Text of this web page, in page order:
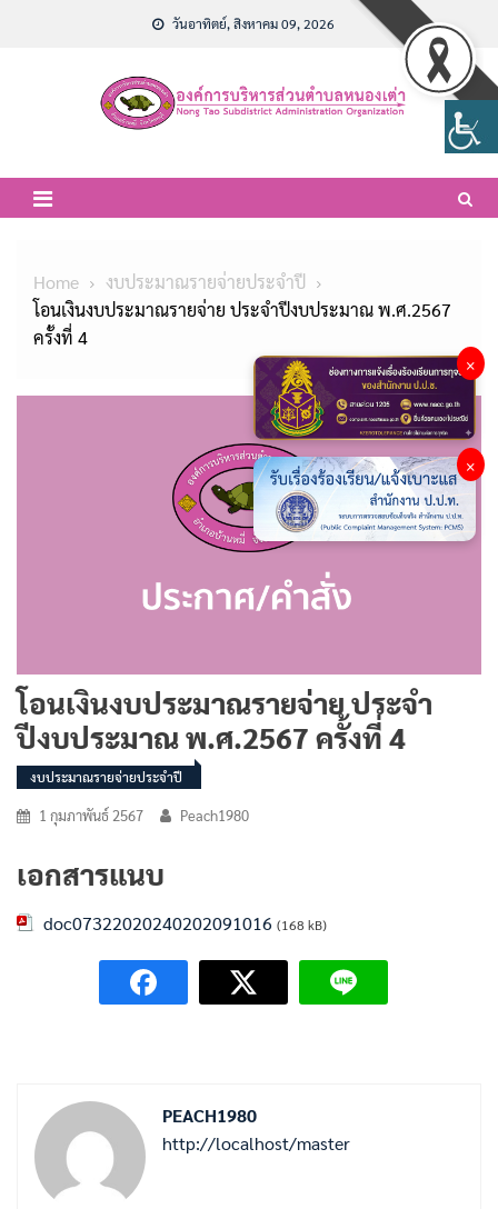
วันอาทิตย์, สิงหาคม 09, 2026
Home
งบประมาณรายจ่ายประจำปี
โอนเงินงบประมาณรายจ่าย ประจำปีงบประมาณ พ.ศ.2567
ครั้งที่ 4
โอนเงินงบประมาณรายจ่าย ประจำ
ปีงบประมาณ พ.ศ.2567 ครั้งที่ 4
งบประมาณรายจ่ายประจำปี
1 กุมภาพันธ์ 2567 Peach1980
เอกสารแนบ
doc07322020240202091016 (168 kB)
PEACH1980
http://localhost/master
×
×